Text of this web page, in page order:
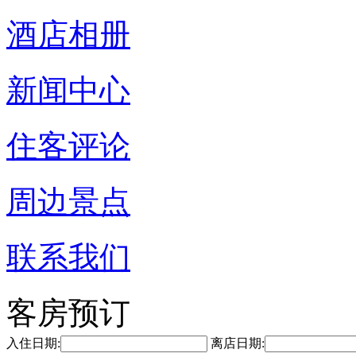
酒店相册
新闻中心
住客评论
周边景点
联系我们
客房预订
入住日期: 离店日期: